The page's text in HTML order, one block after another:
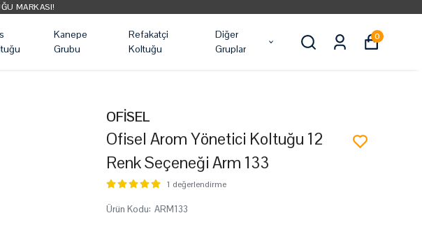
MARKASI!
Kanepe
Grubu
Refakatçi
Koltuğu
Diğer
Gruplar
0
OFİSEL
Ofisel Arom Yönetici Koltuğu 12
Renk Seçeneği Arm 133
1 değerlendirme
Ürün Kodu: ARM133